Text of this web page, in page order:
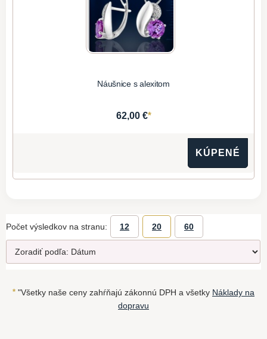
Náušnice s alexitom
62,00 €*
KÚPENÉ
Počet výsledkov na stranu: 12 20 60
* "Všetky naše ceny zahŕňajú zákonnú DPH a všetky Náklady na
dopravu